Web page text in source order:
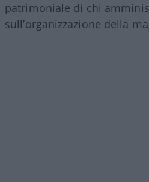
patrimoniale di chi
sull’organizzazione della